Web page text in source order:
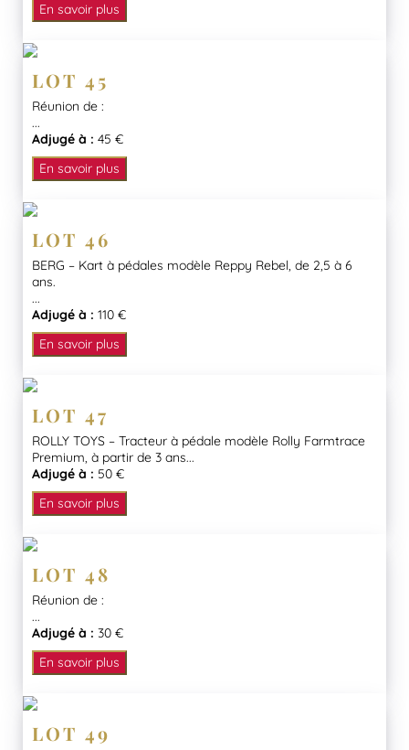
En savoir plus
LOT 45
Réunion de :
...
Adjugé à : 45 €
En savoir plus
LOT 46
BERG – Kart à pédales modèle Reppy Rebel, de 2,5 à 6
ans.
...
Adjugé à : 110 €
En savoir plus
LOT 47
ROLLY TOYS – Tracteur à pédale modèle Rolly Farmtrace
Premium, à partir de 3 ans...
Adjugé à : 50 €
En savoir plus
LOT 48
Réunion de :
...
Adjugé à : 30 €
En savoir plus
LOT 49